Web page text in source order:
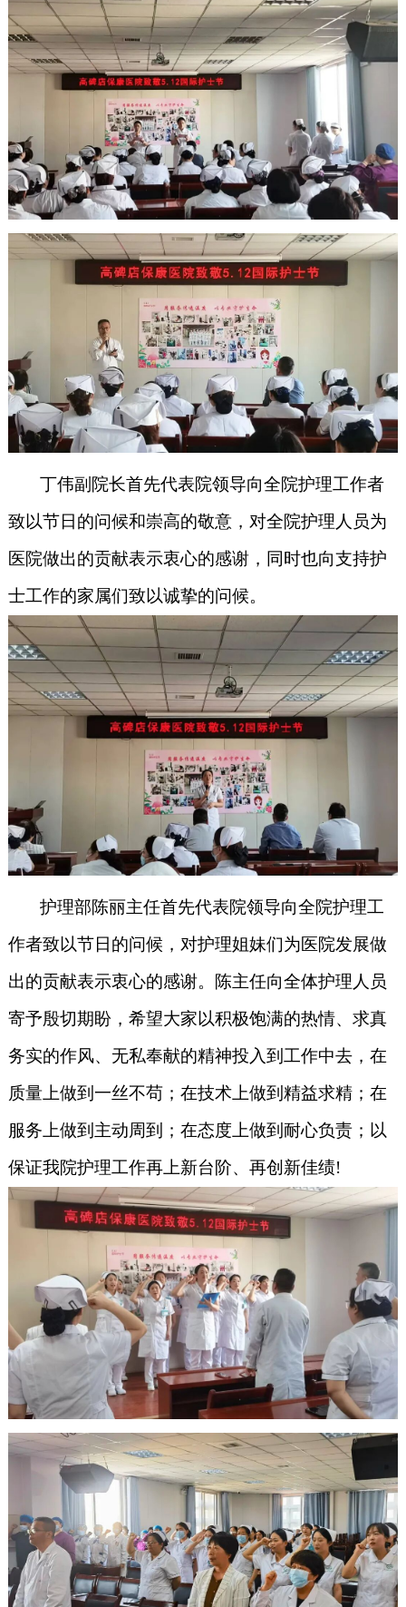
丁伟副院长首先代表院领导向全院护理工作者
致以节日的问候和崇高的敬意，对全院护理人员为
医院做出的贡献表示衷心的感谢，同时也向支持护
士工作的家属们致以诚挚的问候。
护理部陈丽主任首先代表院领导向全院护理工
作者致以节日的问候，对护理姐妹们为医院发展做
出的贡献表示衷心的感谢。陈主任向全体护理人员
寄予殷切期盼，希望大家以积极饱满的热情、求真
务实的作风、无私奉献的精神投入到工作中去，在
质量上做到一丝不苟；在技术上做到精益求精；在
服务上做到主动周到；在态度上做到耐心负责；以
保证我院护理工作再上新台阶、再创新佳绩!